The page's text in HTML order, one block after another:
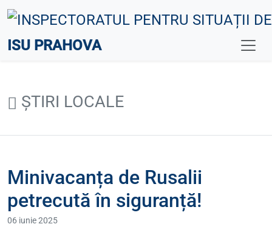
ISU PRAHOVA
ȘTIRI LOCALE
Minivacanța de Rusalii
petrecută în siguranță!
06 iunie 2025